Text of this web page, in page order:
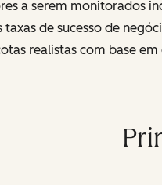
a serem monitorados
de sucesso de
realistas com base